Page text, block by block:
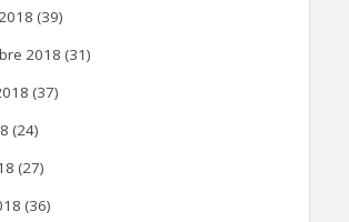
(39)
2018 (31)
(37)
(24)
(27)
(36)